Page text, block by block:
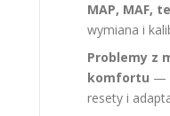
MAP, MAF,
wymiana i
Problemy z
komfortu —
resety i